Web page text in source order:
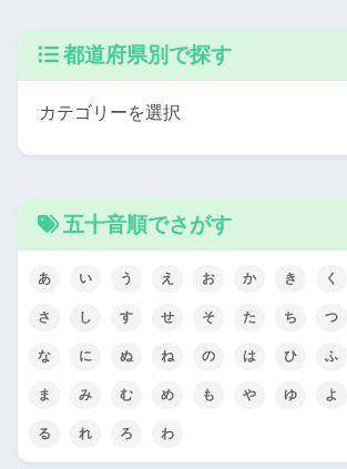
都道府県別で探す
五十音順でさがす
あ い う え お か き く
さ し す せ そ た ち つ
な に ぬ ね の は ひ ふ
ま み む め も や ゆ よ
る れ ろ わ